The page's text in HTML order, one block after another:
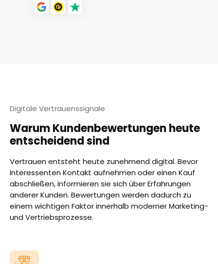
Digitale Vertrauenssignale
Warum Kundenbewertungen heute
entscheidend sind
Vertrauen entsteht heute zunehmend digital. Bevor
Interessenten Kontakt aufnehmen oder einen Kauf
abschließen, informieren sie sich über Erfahrungen
anderer Kunden. Bewertungen werden dadurch zu
einem wichtigen Faktor innerhalb moderner Marketing-
und Vertriebsprozesse.